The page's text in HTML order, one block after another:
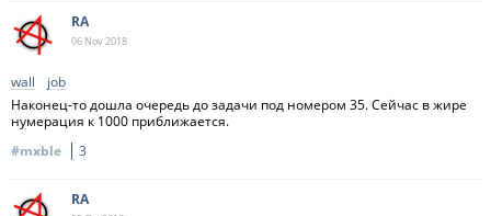
RA
06 Nov2018
wall
job
Наконец-то дошла очередь до задачи под номером 35. Сейчас в жире
нумерация к 1000 приближается.
#mxble
3
RA